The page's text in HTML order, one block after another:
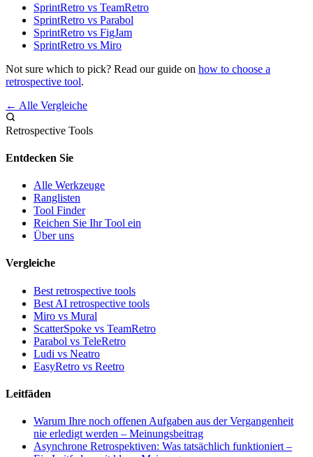
SprintRetro vs TeamRetro
SprintRetro vs Parabol
SprintRetro vs FigJam
SprintRetro vs Miro
Not sure which to pick? Read our guide on how to choose a
retrospective tool.
← Alle Vergleiche
Retrospective Tools
Entdecken Sie
Alle Werkzeuge
Ranglisten
Tool Finder
Reichen Sie Ihr Tool ein
Über uns
Vergleiche
Best retrospective tools
Best AI retrospective tools
Miro vs Mural
ScatterSpoke vs TeamRetro
Parabol vs TeleRetro
Ludi vs Neatro
EasyRetro vs Reetro
Leitfäden
Warum Ihre noch offenen Aufgaben aus der Vergangenheit
nie erledigt werden – Meinungsbeitrag
Asynchrone Retrospektiven: Was tatsächlich funktioniert –